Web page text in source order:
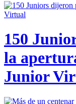
150
la
Junior